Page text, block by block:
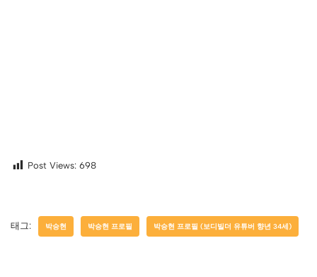
Post Views: 698
태그: 박승현 박승현 프로필 박승현 프로필 (보디빌더 유튜버 향년 34세)